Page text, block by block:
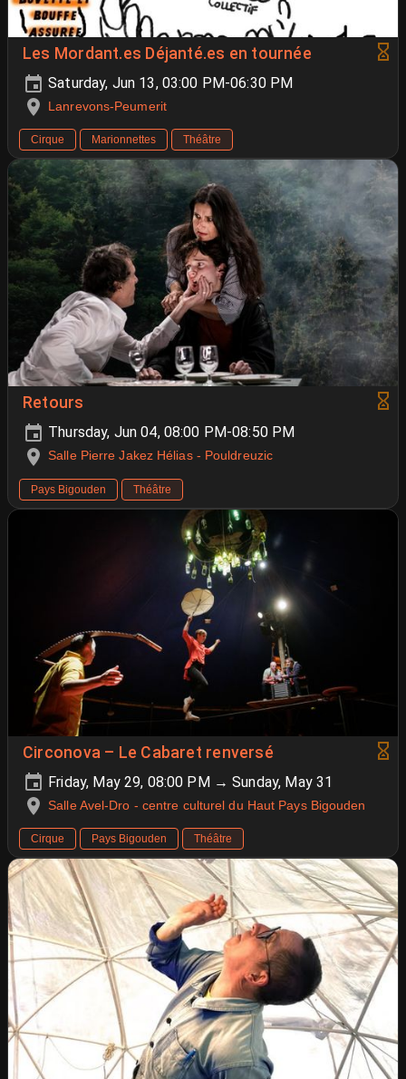
Les Mordant.es Déjanté.es en tournée
Saturday, Jun 13, 03:00 PM-06:30 PM
Lanrevons-Peumerit
Cirque Marionnettes Théâtre
Retours
Thursday, Jun 04, 08:00 PM-08:50 PM
Salle Pierre Jakez Hélias - Pouldreuzic
Pays Bigouden Théâtre
Circonova – Le Cabaret renversé
Friday, May 29, 08:00 PM → Sunday, May 31
Salle Avel-Dro - centre culturel du Haut Pays Bigouden
Cirque Pays Bigouden Théâtre